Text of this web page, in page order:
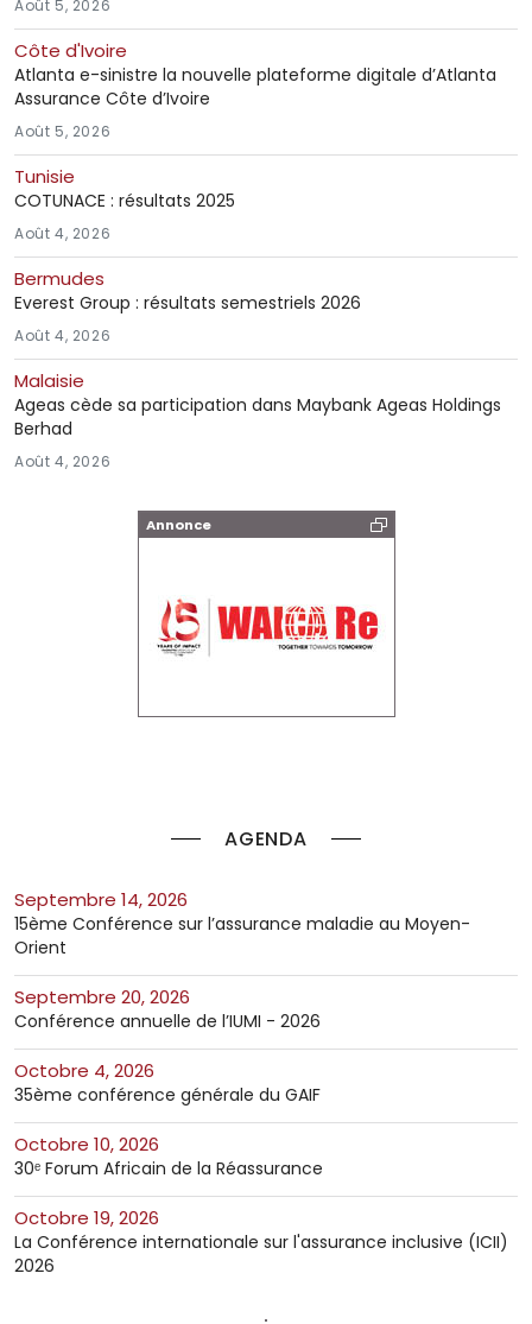
Annonce
AGENDA
septembre 14, 2026
15ème Conférence sur l’assurance maladie au Moyen-
Orient
septembre 20, 2026
Conférence annuelle de l’IUMI - 2026
octobre 4, 2026
35ème conférence générale du GAIF
octobre 10, 2026
30ᵉ Forum Africain de la Réassurance
octobre 19, 2026
La Conférence internationale sur l'assurance inclusive (ICII)
2026
Août 5, 2026
Côte d'Ivoire
Atlanta e-sinistre la nouvelle plateforme digitale d’Atlanta
Assurance Côte d’Ivoire
Août 5, 2026
Tunisie
COTUNACE : résultats 2025
Août 4, 2026
Bermudes
Everest Group : résultats semestriels 2026
Août 4, 2026
Malaisie
Ageas cède sa participation dans Maybank Ageas Holdings
Berhad
Août 4, 2026